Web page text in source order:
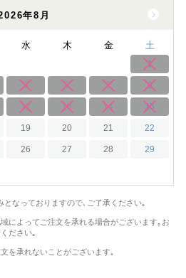
年8月
水 木 金 土
1
5 6 7 8
12 13 14 15
19 20 21 22
26 27 28 29
なっておりますので､ご了承ください｡
によってご注文を承れる場合がございます｡ お
ださい｡
を承れないことがございます｡